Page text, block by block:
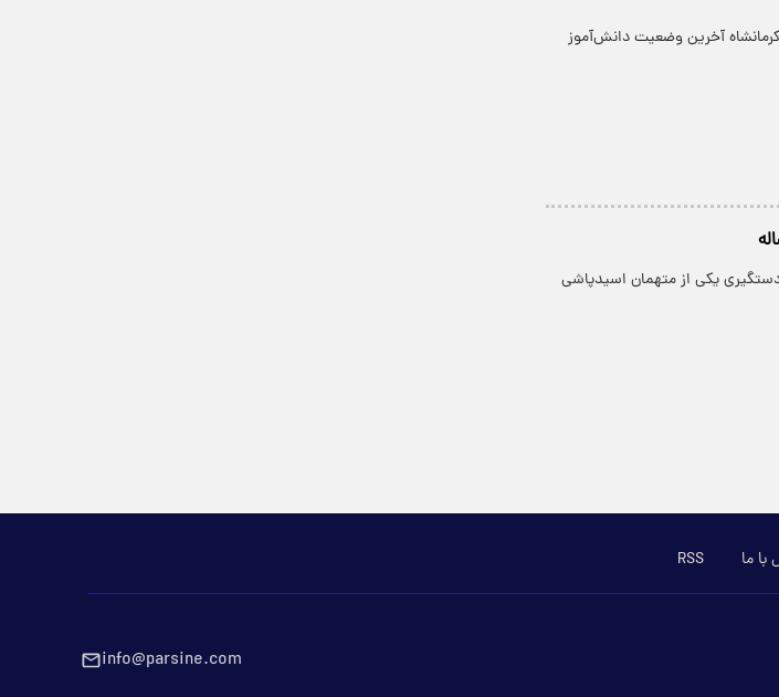
آخرین وضعیت دانش‌آموز
دستگیری یکی از متهمان اسیدپاشی
ما RSS
info@parsine.com